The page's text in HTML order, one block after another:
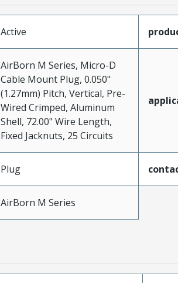
Active
AirBorn M Series, Micro-D
Cable Mount Plug, 0.050"
(1.27mm) Pitch, Vertical, Pre-
Wired Crimped, Aluminum
Shell, 72.00" Wire Length,
Fixed Jacknuts, 25 Circuits
Plug
AirBorn M Series